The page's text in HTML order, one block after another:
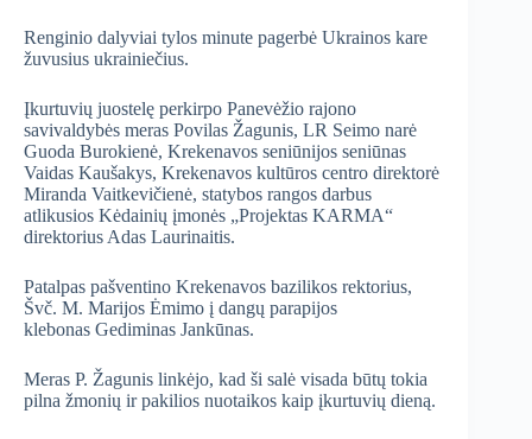
Renginio dalyviai tylos minute pagerbė Ukrainos kare
žuvusius ukrainiečius.
Įkurtuvių juostelę perkirpo Panevėžio rajono
savivaldybės meras Povilas Žagunis, LR Seimo narė
Guoda Burokienė, Krekenavos seniūnijos seniūnas
Vaidas Kaušakys, Krekenavos kultūros centro direktorė
Miranda Vaitkevičienė, statybos rangos darbus
atlikusios Kėdainių įmonės „Projektas KARMA“
direktorius Adas Laurinaitis.
Patalpas pašventino Krekenavos bazilikos rektorius,
Švč. M. Marijos Ėmimo į dangų parapijos
klebonas Gediminas Jankūnas.
Meras P. Žagunis linkėjo, kad ši salė visada būtų tokia
pilna žmonių ir pakilios nuotaikos kaip įkurtuvių dieną.